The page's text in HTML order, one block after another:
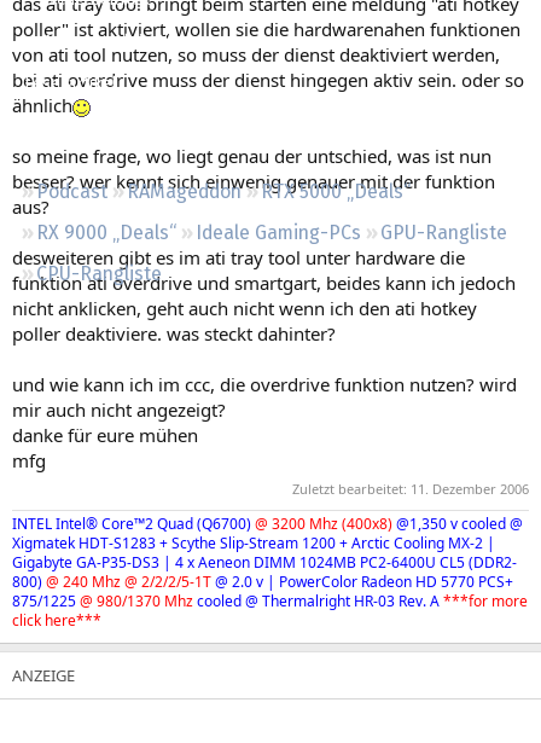
Neueste Aktivitäten
Leserartikel
Podcast RAMageddon
RTX 5000 „Deals“
RX 9000 „Deals“
Ideale Gaming-PCs
GPU-Rangliste
CPU-Rangliste
poller" ist aktiviert, wollen sie die hardwarenahen funktionen
von ati tool nutzen, so muss der dienst deaktiviert werden,
bei ati overdrive muss der dienst hingegen aktiv sein. oder so
ähnlich
so meine frage, wo liegt genau der untschied, was ist nun
besser? wer kennt sich einwenig genauer mit der funktion
aus?
desweiteren gibt es im ati tray tool unter hardware die
funktion ati overdrive und smartgart, beides kann ich jedoch
nicht anklicken, geht auch nicht wenn ich den ati hotkey
poller deaktiviere. was steckt dahinter?
und wie kann ich im ccc, die overdrive funktion nutzen? wird
mir auch nicht angezeigt?
danke für eure mühen
mfg
Zuletzt bearbeitet: 11. Dezember 2006
INTEL Intel® Core™2 Quad (Q6700)@ 3200 Mhz (400x8)@1,350 vcooled @
Xigmatek HDT-S1283 + Scythe Slip-Stream 1200 + Arctic Cooling MX-2 |
Gigabyte GA-P35-DS3 | 4 x Aeneon DIMM 1024MB PC2-6400U CL5 (DDR2-
800)@ 240 Mhz @ 2/2/2/5-1T@ 2.0 v | PowerColor Radeon HD 5770 PCS+
875/1225@ 980/1370 Mhzcooled @ Thermalright HR-03 Rev. A***for more
click here***